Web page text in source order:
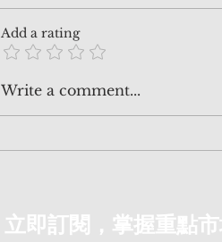
260620 價值投資班 INVA-012
Add a rating
Write a comment...
立即訂閱，掌握重點